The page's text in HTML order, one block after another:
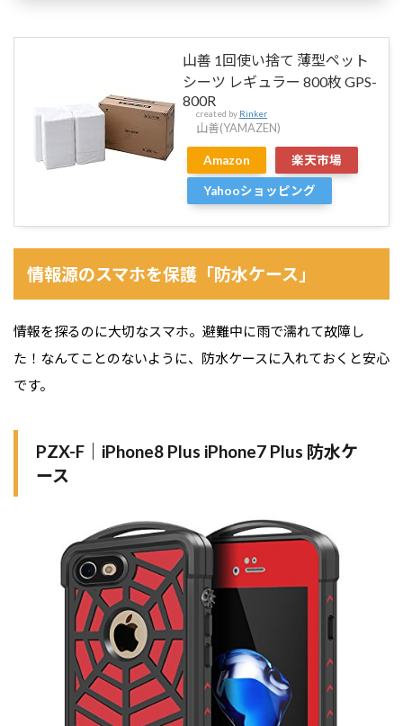
山善 1回使い捨て 薄型ペット
シーツ レギュラー 800枚 GPS-
800R
created by Rinker
山善(YAMAZEN)
Amazon 楽天市場
Yahooショッピング
情報源のスマホを保護「防水ケース」
情報を探るのに大切なスマホ。避難中に雨で濡れて故障し
た！なんてことのないように、防水ケースに入れておくと安心
です。
PZX-F｜iPhone8 Plus iPhone7 Plus 防水ケ
ース